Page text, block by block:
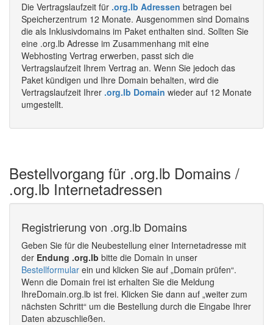
Die Vertragslaufzeit für .org.lb Adressen betragen bei
Speicherzentrum 12 Monate. Ausgenommen sind Domains
die als Inklusivdomains im Paket enthalten sind. Sollten Sie
eine .org.lb Adresse im Zusammenhang mit eine
Webhosting Vertrag erwerben, passt sich die
Vertragslaufzeit Ihrem Vertrag an. Wenn Sie jedoch das
Paket kündigen und Ihre Domain behalten, wird die
Vertragslaufzeit Ihrer .org.lb Domain wieder auf 12 Monate
umgestellt.
Bestellvorgang für .org.lb Domains /
.org.lb Internetadressen
Registrierung von .org.lb Domains
Geben Sie für die Neubestellung einer Internetadresse mit
der Endung .org.lb bitte die Domain in unser
Bestellformular ein und klicken Sie auf „Domain prüfen“.
Wenn die Domain frei ist erhalten Sie die Meldung
IhreDomain.org.lb ist frei. Klicken Sie dann auf „weiter zum
nächsten Schritt“ um die Bestellung durch die Eingabe Ihrer
Daten abzuschließen.